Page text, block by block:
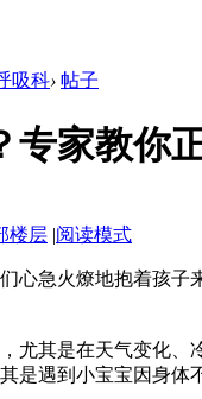
吸科› 帖子
专家教你
楼层 |阅读模式
心急火燎地抱着孩
其是在天气变化、
是遇到小宝宝因身